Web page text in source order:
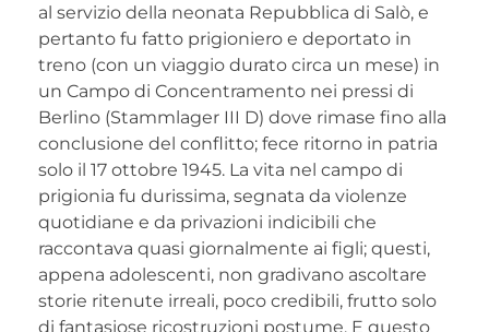
al servizio della neonata Repubblica di Salò, e
pertanto fu fatto prigioniero e deportato in
treno (con un viaggio durato circa un mese) in
un Campo di Concentramento nei pressi di
Berlino (Stammlager III D) dove rimase fino alla
conclusione del conflitto; fece ritorno in patria
solo il 17 ottobre 1945. La vita nel campo di
prigionia fu durissima, segnata da violenze
quotidiane e da privazioni indicibili che
raccontava quasi giornalmente ai figli; questi,
appena adolescenti, non gradivano ascoltare
storie ritenute irreali, poco credibili, frutto solo
di fantasiose ricostruzioni postume. E questo